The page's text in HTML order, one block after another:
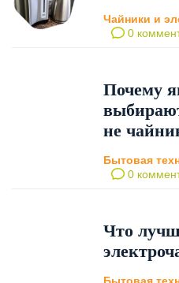
Чайники и
0
Почему
не
Бытовая
0
Что